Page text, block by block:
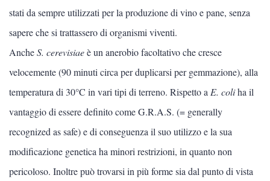
stati da sempre utilizzati per la produzione di vino e pane, senza
sapere che si trattassero di organismi viventi.
AncheS. cerevisiaeè un anerobio facoltativo che cresce
velocemente (90 minuti circa per duplicarsi per gemmazione), alla
temperatura di 30°C in vari tipi di terreno. Rispetto a E. coliha il
vantaggio di essere definito come G.R.A.S. (= generally
recognized as safe) e di conseguenza il suo utilizzo e la sua
modificazione genetica ha minori restrizioni, in quanto non
pericoloso. Inoltre può trovarsi in più forme sia dal punto di vista